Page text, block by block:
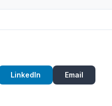
LinkedIn Email